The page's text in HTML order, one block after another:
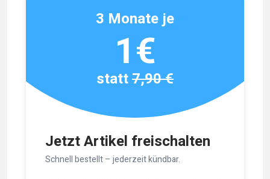
Jetzt Artikel freischalten
Schnell bestellt – jederzeit kündbar.
3 Monate je
1€
statt7,90 €